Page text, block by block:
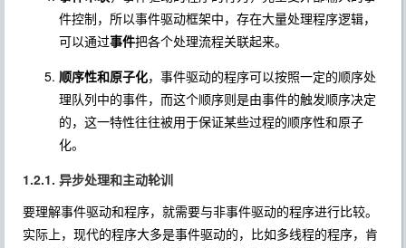
件控制，所以事件驱动框架中，存在大量处理程序逻辑，
可以通过事件把各个处理流程关联起来。
顺序性和原子化，事件驱动的程序可以按照一定的顺序处
理队列中的事件，而这个顺序则是由事件的触发顺序决定
的，这一特性往往被用于保证某些过程的顺序性和原子
化。
1.2.1. 异步处理和主动轮训
要理解事件驱动和程序，就需要与非事件驱动的程序进行比较。
实际上，现代的程序大多是事件驱动的，比如多线程的程序，肯